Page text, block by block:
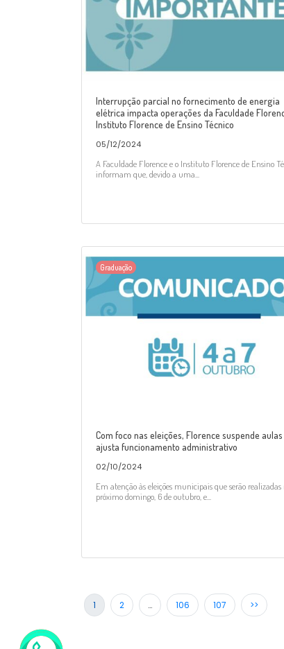
Interrupção parcial no fornecimento de energia
elétrica impacta operações da Faculdade
Instituto Florence de Ensino Técnico
05/12/2024
A Faculdade Florence e o Instituto Florence de Ensino
informam que, devido a uma...
Graduação
Com foco nas eleições, Florence suspende aulas
ajusta funcionamento administrativo
02/10/2024
Em atenção às eleições municipais que serão realizadas
próximo domingo, 6 de outubro, e...
1 2 … 106 107 >>